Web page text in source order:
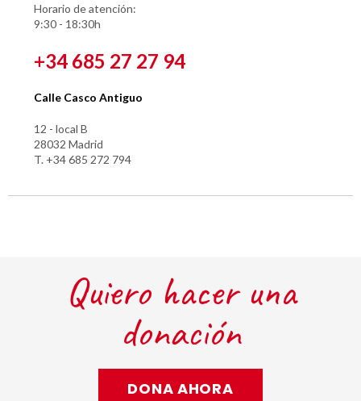
Horario de atención:
9:30 - 18:30h
+34 685 27 27 94
Calle Casco Antiguo
12 - local B
28032 Madrid
T. +34 685 272 794
Quiero hacer una
donación
DONA AHORA